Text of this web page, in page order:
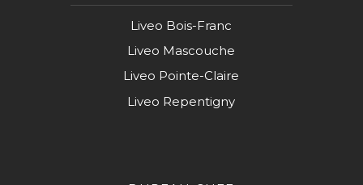
Liveo Bois-Franc
Liveo Mascouche
Liveo Pointe-Claire
Liveo Repentigny